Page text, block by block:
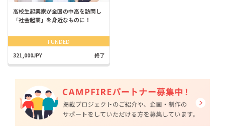
高校生起業家が全国の中高を訪問し
「社会起業」を身近なものに！
FUNDED
321,000JPY 終了